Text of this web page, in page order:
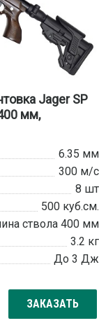
Jager SP
мм,
6.35 мм
300 м/с
8 шт
500 куб.см.
ствола 400 мм
3.2 кг
До 3 Дж
ЗАКАЗАТЬ